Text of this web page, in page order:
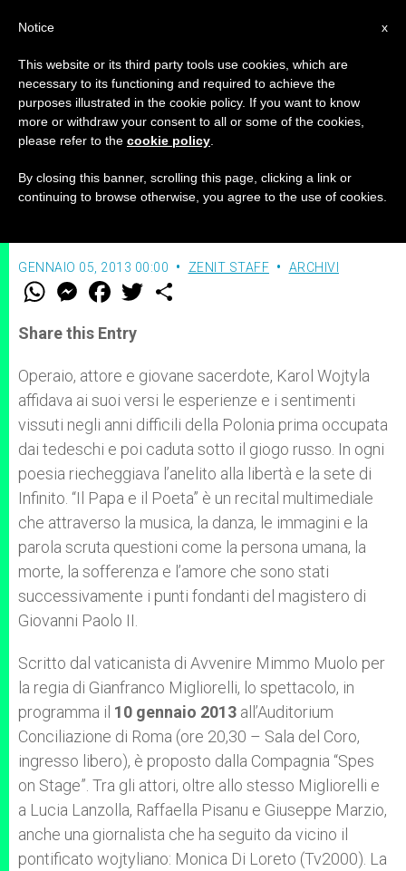
In scena "Il Papa e il poeta"
Conferenza stampa con il cardinale Re
GENNAIO 05, 2013 00:00 ZENIT STAFF ARCHIVI
W
t
s
p
p
M
e
s
e
g
e
r
F
a
e
b
o
k
w
r
Share this Entry
Operaio, attore e giovane sacerdote, Karol Wojtyla
affidava ai suoi versi le esperienze e i sentimenti
vissuti negli anni difficili della Polonia prima occupata
dai tedeschi e poi caduta sotto il giogo russo. In ogni
poesia riecheggiava l’anelito alla libertà e la sete di
Infinito. “Il Papa e il Poeta” è un recital multimediale
che attraverso la musica, la danza, le immagini e la
parola scruta questioni come la persona umana, la
morte, la sofferenza e l’amore che sono stati
successivamente i punti fondanti del magistero di
Giovanni Paolo II.
Scritto dal vaticanista di Avvenire Mimmo Muolo per
la regia di Gianfranco Migliorelli, lo spettacolo, in
programma il 10 gennaio 2013 all’Auditorium
Conciliazione di Roma (ore 20,30 – Sala del Coro,
ingresso libero), è proposto dalla Compagnia “Spes
on Stage”. Tra gli attori, oltre allo stesso Migliorelli e
a Lucia Lanzolla, Raffaella Pisanu e Giuseppe Marzio,
anche una giornalista che ha seguito da vicino il
pontificato wojtyliano: Monica Di Loreto (Tv2000). La
x
Notice
This website or its third party tools use cookies, which are
necessary to its functioning and required to achieve the
purposes illustrated in the cookie policy. If you want to know
more or withdraw your consent to all or some of the cookies,
please refer to the cookie policy
By closing this banner, scrolling this page, clicking a link or
continuing to browse otherwise, you agree to the use of cookies.